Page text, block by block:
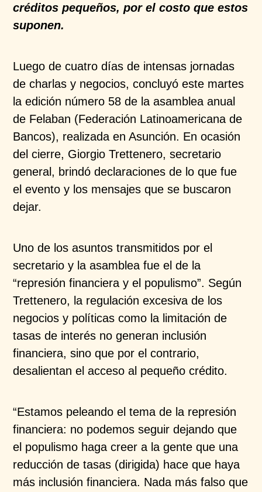
créditos pequeños, por el costo que estos
suponen.
Luego de cuatro días de intensas jornadas
de charlas y negocios, concluyó este martes
la edición número 58 de la asamblea anual
de Felaban (Federación Latinoamericana de
Bancos), realizada en Asunción. En ocasión
del cierre, Giorgio Trettenero, secretario
general, brindó declaraciones de lo que fue
el evento y los mensajes que se buscaron
dejar.
Uno de los asuntos transmitidos por el
secretario y la asamblea fue el de la
“represión financiera y el populismo”. Según
Trettenero, la regulación excesiva de los
negocios y políticas como la limitación de
tasas de interés no generan inclusión
financiera, sino que por el contrario,
desalientan el acceso al pequeño crédito.
“Estamos peleando el tema de la represión
financiera: no podemos seguir dejando que
el populismo haga creer a la gente que una
reducción de tasas (dirigida) hace que haya
más inclusión financiera. Nada más falso que